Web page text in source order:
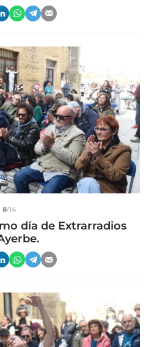
8/14
día de Extrarradios